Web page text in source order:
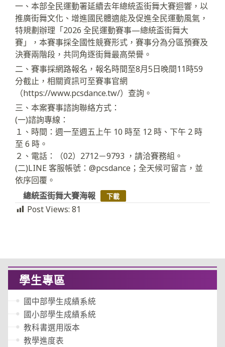
一、本部全民運動署延續去年總統盃街舞大賽迴響，以
推廣街舞文化、增進國民體適能及促進全民運動風氣，
特規劃辦理「2026 全民運動賽事—總統盃街舞大
賽」，本賽事採全國性競賽形式，賽事分為分區預賽及
決賽兩階段，共同角逐街舞最高榮譽。
二、賽事採網路報名，報名時間至8月5日晚間11時59
分截止，相關資訊可至賽事官網
（https://www.pcsdance.tw/）查詢。
三、本案賽事諮詢聯絡方式：
(一)諮詢專線：
１、時間：週一至週五上午 10 時至 12 時、下午 2 時
至 6 時。
２、電話：（02）2712－9793 ，請洽賽務組。
(二)LINE 客服帳號：@pcsdance；全天候可留言，並
依序回覆。
總統盃街舞大賽海報
下載
Post Views: 81
學生專區
國中部學生成績系統
國小部學生成績系統
教科書選用版本
教學進度表